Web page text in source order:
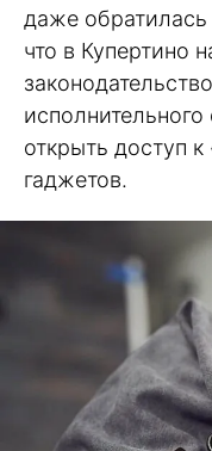
даже
что в Купертино
открыть доступ
гаджетов.